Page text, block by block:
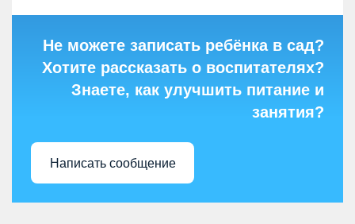
Не можете записать ребёнка в сад?
Хотите рассказать о воспитателях?
Знаете, как улучшить питание и
занятия?
Написать сообщение